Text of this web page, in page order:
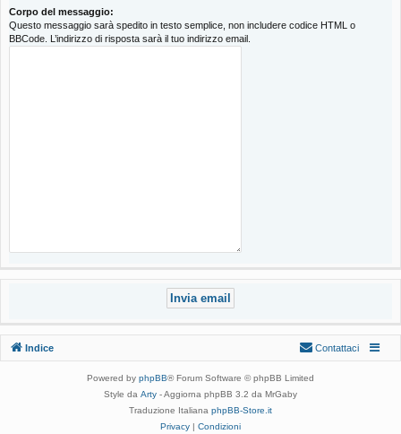
Corpo del messaggio:
Questo messaggio sarà spedito in testo semplice, non includere codice HTML o
BBCode. L’indirizzo di risposta sarà il tuo indirizzo email.
Indice Contattaci
Powered by phpBB® Forum Software © phpBB Limited
Style da Arty - Aggiorna phpBB 3.2 da MrGaby
Traduzione Italiana phpBB-Store.it
Privacy | Condizioni